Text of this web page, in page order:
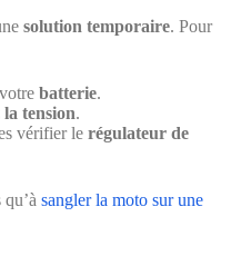
solution temporaire. Pour
batterie.
tension.
vérifier le régulateur de
sangler la moto sur une